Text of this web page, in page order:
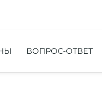
ВОПРОС-ОТВЕТ